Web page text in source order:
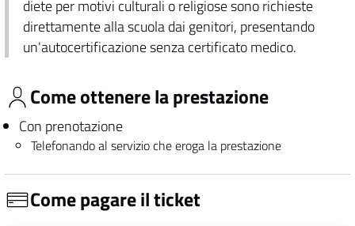
diete per motivi culturali o religiose sono richieste
direttamente alla scuola dai genitori, presentando
un'autocertificazione senza certificato medico.
Come ottenere la prestazione
Con prenotazione
Telefonando al servizio che eroga la prestazione
Come pagare il ticket